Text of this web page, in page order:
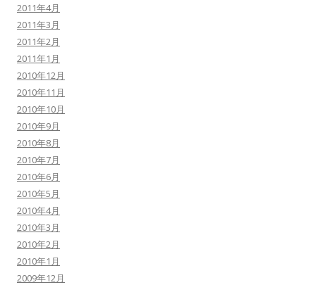
2011年4月
2011年3月
2011年2月
2011年1月
2010年12月
2010年11月
2010年10月
2010年9月
2010年8月
2010年7月
2010年6月
2010年5月
2010年4月
2010年3月
2010年2月
2010年1月
2009年12月